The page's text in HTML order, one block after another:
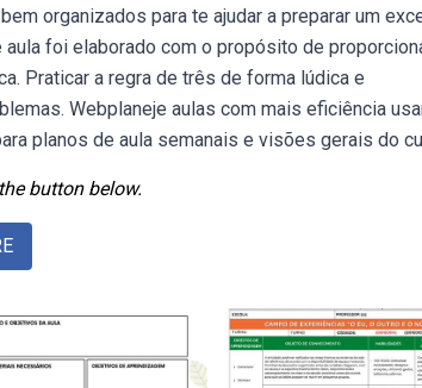
organizados para te ajudar a preparar um
foi elaborado com o propósito de
Praticar a regra de três de forma lúdica e
Webplaneje aulas com mais eficiência
planos de aula semanais e visões gerais do
button below.